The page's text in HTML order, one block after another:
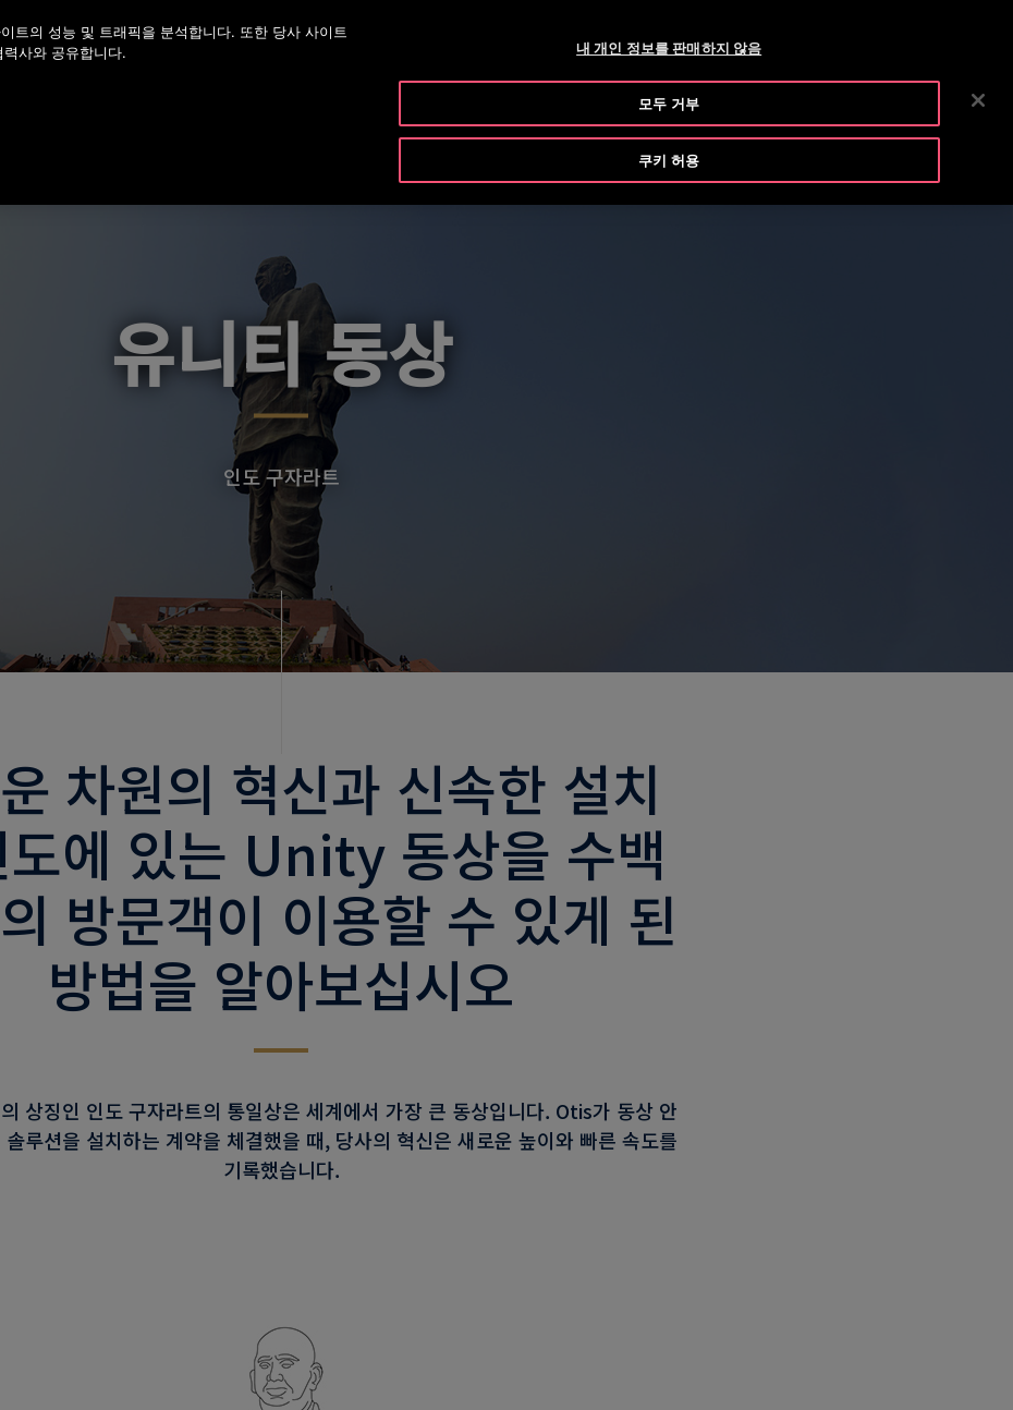
대표번호 02-2007-5800 오티스 엘리베이터 공식 블로그 브로셔 및 도면
회사 소개
수
유니티 동상
인도 구자라트
차원의 혁신과 신속한 설치
에 있는 Unity 동상을 수백
방문객이 이용할 수 있게 된
방법을 알아보십시오
상징인 인도 구자라트의 통일상은 세계에서 가장 큰 동상입니다. Otis가 동상 안
루션을 설치하는 계약을 체결했을 때, 당사의 혁신은 새로운 높이와 빠른 속도를
기록했습니다.
트의 성능 및 트래픽을 분석합니다. 또한 당사 사이트
사와 공유합니다.
내 개인 정보를 판매하지 않음
모두 거부
쿠키 허용